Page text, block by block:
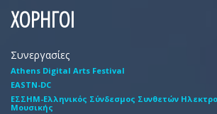
ΧΟΡΗΓΟΙ
Συνεργασίες
Athens Digital Arts Festival
EASTN-DC
EΣΣHM-Eλληνικός Σύνδεσμος Συνθετών
Mουσικής